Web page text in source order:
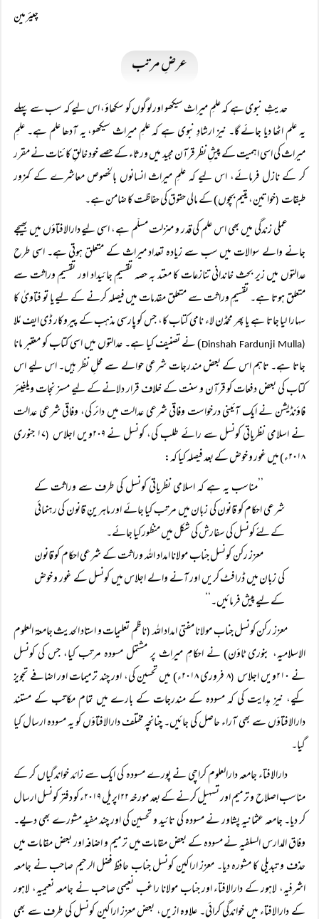
چیئرمین
عرضِ مرتب
حدیثِ نبوی ہے کہ علمِ میراث سیکھو اور لوگوں کو سکھاؤ، اس لیے کہ سب سے پہلے
یہ علم اٹھا دیا جائے گا۔ نیز ارشادِ نبوی ہے کہ علمِ میراث سیکھو، یہ آدھا علم ہے۔ علمِ
میراث کی اسی اہمیت کے پیشِ نظر قرآن مجید میں ورثاء کے حصے خود خالقِ کائنات نے مقرر
کر کے نازل فرمائے، اس لیے کہ علمِ میراث انسانوں بالخصوص معاشرے کے کمزور
طبقات (خواتین، یتیم بچوں) کے مالی حقوق کی حفاظت کا ضامن ہے۔
عملی زندگی میں بھی اس علم کی قدر و منزلت مسلّم ہے، اسی لیے دارالافتاؤں میں بھیجے
جانے والے سوالات میں سب سے زیادہ تعداد میراث کے متعلق ہوتی ہے۔ اسی طرح
عدالتوں میں زیر بحث خاندانی تنازعات کا معتد بہ حصہ تقسیمِ جائیداد اور تقسیمِ وراثت سے
متعلق ہوتا ہے۔ تقسیمِ وراثت سے متعلق مقدمات میں فیصلہ کرنے کے لیے یا تو فتاویٰ کا
سہارا لیا جاتا ہے یا پھر محمڈن لاء نامی کتاب کا، جس کو پارسی مذہب کے پیروکار ڈی ایف مُلا
(
Dinshah Fardunji Mulla) نے تصنیف کیا ہے۔ عدالتوں میں اسی کتاب کو معتبر مانا
جاتا ہے۔ تاہم اس کے بعض مندرجات شرعی حوالے سے محلِ نظر ہیں۔ اس لیے اس
کتاب کی بعض دفعات کو قرآن و سنت کے خلاف قرار دلانے کے لیے مسز نجات ویلفیئر
فاؤنڈیشن نے ایک آئینی درخواست وفاقی شرعی عدالت میں دائر کی، وفاقی شرعی عدالت
نے اسلامی نظریاتی کونسل سے رائے طلب کی، کونسل نے ۲۰۹ویں اجلاس
(
۱۷ جنوری
۲۰۱۸ء) میں غور و خوض کے بعد فیصلہ کیا کہ:
’’مناسب یہ ہے کہ اسلامی نظریاتی کونسل کی طرف سے وراثت کے
شرعی احکام کو قانون کی زبان میں مرتب کیا جائے اور ماہرینِ قانون کی رہنمائی
کے لئے کونسل کی سفارش کی شکل میں منظور کیا جائے۔
معزز رکن کونسل جناب مولانا امداد اللہ وراثت کے شرعی احکام کو قانون
کی زبان میں ڈرافٹ کریں اور آنے والے اجلاس میں کونسل کے غور و خوض
کے لیے پیش فرمائیں۔‘‘
معزز رکن کونسل جناب مولانا مفتی امداد اللہ(ناظم تعلیمات و استاد الحدیث جامعۃ العلوم
الاسلامیہ، بنوری ٹاؤن) نے احکامِ میراث پر مشتمل مسودہ مرتب کیا، جس کی کونسل
نے ۲۱۰ویں اجلاس
(
۸ فروری ۲۰۱۸ء) میں تحسین کی، اور چند ترمیمات اور اضافے تجویز
کیے، نیز ہدایت کی کہ مسودہ کے مندرجات کے بارے میں تمام مکاتب کے مستند
دارالافتاؤں سے بھی آراء حاصل کی جائیں۔ چنانچہ مختلف دارالافتاؤں کو یہ مسودہ ارسال کیا
گیا۔
دارالافتاء جامعہ دارالعلوم کراچی نے پورے مسودہ کی ایک سے زائد خواندگیاں کر کے
مناسب اصلاح و ترمیم اور تسہیل کرنے کے بعد مورخہ ۲۲ اپریل ۲۰۱۹ء کو دفتر کونسل ارسال
کر دیا۔ جامعہ عثمانیہ پشاور نے مسودہ کی تائید و تحسین کی اور چند مفید مشورے بھی دیے۔
وفاق المدارس السلفیہ نے مسودہ کے بعض مقامات میں ترمیم و اضافہ اور بعض مقامات میں
حذف و تبدیلی کا مشورہ دیا۔ معزز اراکین کونسل جناب حافظ فضل الرحیم صاحب نے جامعہ
اشرفیہ، لاہور کے دارالافتاء اور جناب مولانا راغب نعیمی صاحب نے جامعہ نعیمیہ، لاہور
کے دارالافتاء میں خواندگی کرائی۔ علاوہ ازیں، بعض معزز اراکین کونسل کی طرف سے بھی